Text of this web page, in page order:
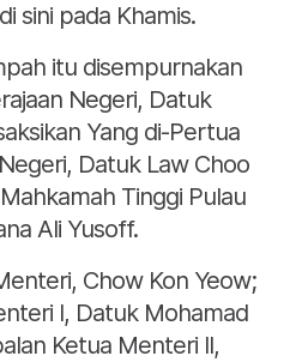
sini pada Khamis.
itu disempurnakan
Negeri, Datuk
Yang di-Pertua
Datuk Law Choo
Tinggi Pulau
Ali Yusoff.
Chow Kon Yeow;
I, Datuk Mohamad
Ketua Menteri II,